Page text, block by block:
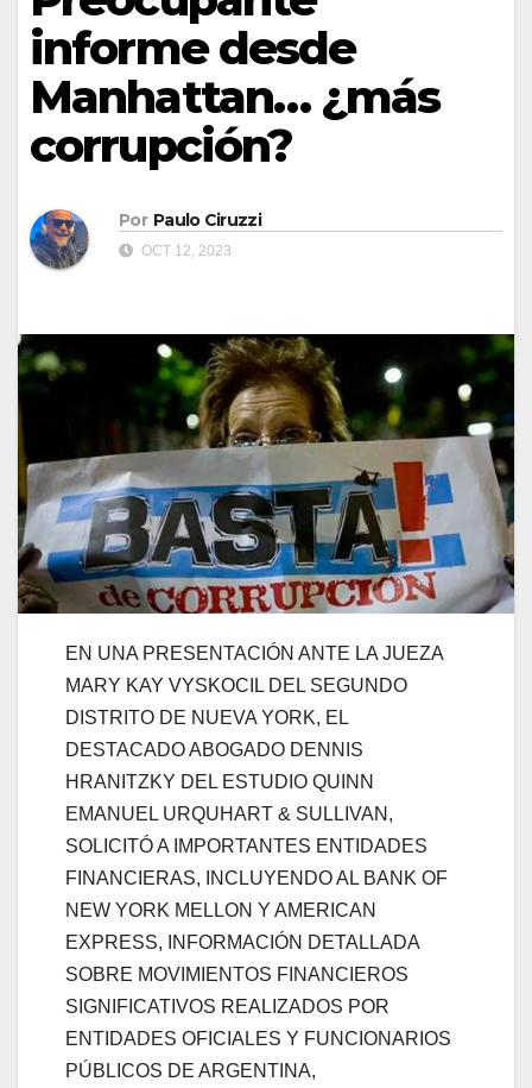
informe desde
Manhattan… ¿más
corrupción?
Por Paulo Ciruzzi
OCT 12, 2023
EN UNA PRESENTACIÓN ANTE LA JUEZA
MARY KAY VYSKOCIL DEL SEGUNDO
DISTRITO DE NUEVA YORK, EL
DESTACADO ABOGADO DENNIS
HRANITZKY DEL ESTUDIO QUINN
EMANUEL URQUHART & SULLIVAN,
SOLICITÓ A IMPORTANTES ENTIDADES
FINANCIERAS, INCLUYENDO AL BANK OF
NEW YORK MELLON Y AMERICAN
EXPRESS, INFORMACIÓN DETALLADA
SOBRE MOVIMIENTOS FINANCIEROS
SIGNIFICATIVOS REALIZADOS POR
ENTIDADES OFICIALES Y FUNCIONARIOS
PÚBLICOS DE ARGENTINA,